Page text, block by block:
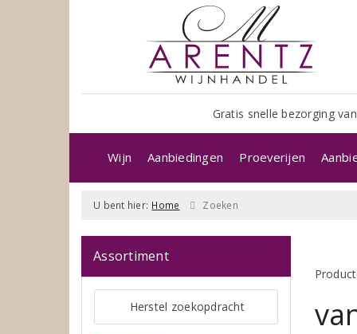
Gratis snelle bezorging
Wijn Aanbiedingen Proeverijen
U bent hier: Home Zoeken
Assortiment
Herstel zoekopdracht